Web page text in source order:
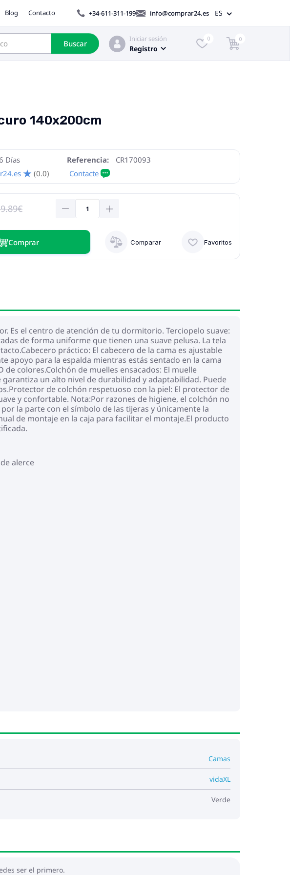
Blog Contacto +34-611-311-199 info@comprar24.es ES
Buscar
Iniciar sesión
Registro
0 0
140x200cm
Días Referencia:
CR170093
(0.0)
Сomprar Favoritos
Comparar
Es el centro de atención de tu dormitorio. Terciopelo suave:
de forma uniforme que tienen una suave pelusa. La tela
práctico: El cabecero de la cama es ajustable
apoyo para la espalda mientras estás sentado en la cama
de colores.Colchón de muelles ensacados: El muelle
un alto nivel de durabilidad y adaptabilidad. Puede
de colchón respetuoso con la piel: El protector de
y confortable. Nota:Por razones de higiene, el colchón no
la parte con el símbolo de las tijeras y únicamente la
de montaje en la caja para facilitar el montaje.El producto
alerce
e incendio.
Camas
vidaXL
Verde
ser el primero.